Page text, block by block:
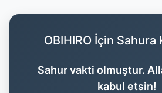
OBIHIRO İçin Sahura
Sahur vakti olmuştur.
kabul etsin!